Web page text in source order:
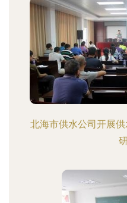
北海市供水公司开展